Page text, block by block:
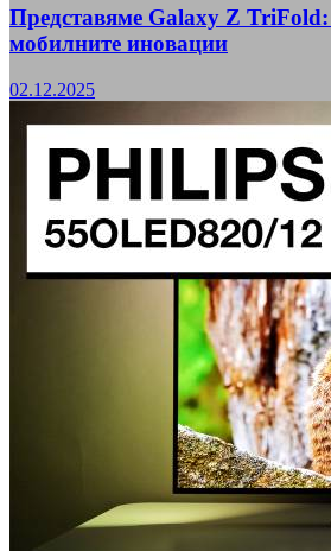
Представяме Galaxy Z
мобилните иновации
02.12.2025